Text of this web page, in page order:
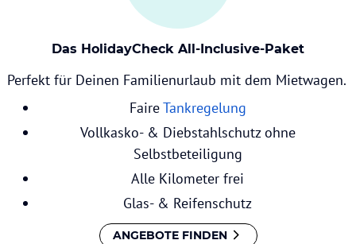
Das HolidayCheck All-Inclusive-Paket
Perfekt für Deinen Familienurlaub mit dem Mietwagen.
FaireTankregelung
Vollkasko- & Diebstahlschutz ohne
Selbstbeteiligung
Alle Kilometer frei
Glas- & Reifenschutz
ANGEBOTE FINDEN